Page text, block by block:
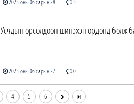
Усчдын өрсөлдөөн шинэхэн ордонд болж
2023 оны 06 сарын 27 | 0
4 5 6